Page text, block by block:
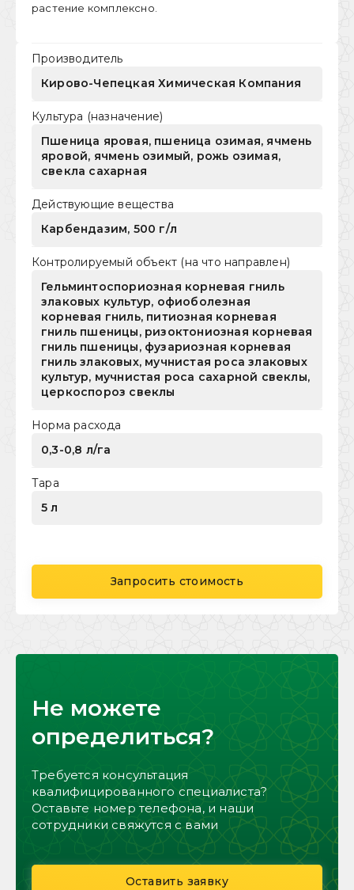
растение комплексно.
Производитель
Кирово-Чепецкая Химическая Компания
Культура (назначение)
Пшеница яровая, пшеница озимая, ячмень
яровой, ячмень озимый, рожь озимая,
свекла сахарная
Действующие вещества
Карбендазим, 500 г/л
Контролируемый объект (на что направлен)
Гельминтоспориозная корневая гниль
злаковых культур, офиоболезная
корневая гниль, питиозная корневая
гниль пшеницы, ризоктониозная корневая
гниль пшеницы, фузариозная корневая
гниль злаковых, мучнистая роса злаковых
культур, мучнистая роса сахарной свеклы,
церкоспороз свеклы
Норма расхода
0,3-0,8 л/га
Тара
5 л
Запросить стоимость
Не можете
определиться?
Требуется консультация
квалифицированного специалиста?
Оставьте номер телефона, и наши
сотрудники свяжутся с вами
Оставить заявку